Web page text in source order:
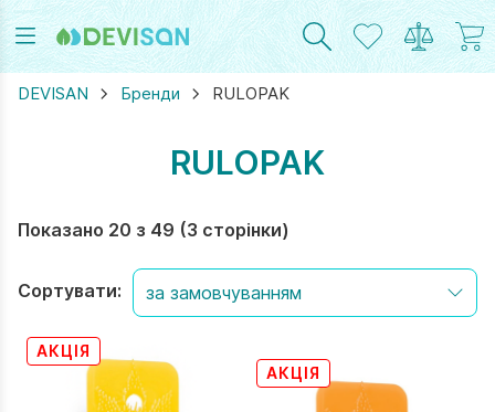
DEVISAN Бренди RULOPAK
RULOPAK
Показано 20 з 49 (3 сторінки)
Сортувати:
АКЦІЯ
АКЦІЯ